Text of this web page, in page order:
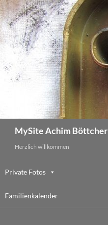
Zum
Inhalt
springen
MySite Achim Böttcher
Herzlich willkommen
Private Fotos
Familienkalender